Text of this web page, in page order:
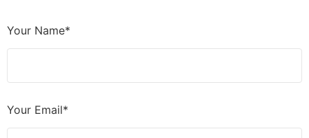
Your Name*
Your Email*